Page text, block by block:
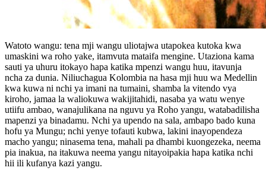
Watoto wangu: tena mji wangu uliotajwa utapokea kutoka kwa
umaskini wa roho yake, itamvuta mataifa mengine. Utaziona kama
sauti ya uhuru itokayo hapa katika mpenzi wangu huu, itavunja
ncha za dunia. Niliuchagua Kolombia na hasa mji huu wa Medellin
kwa kuwa ni nchi ya imani na tumaini, shamba la vitendo vya
kiroho, jamaa la waliokuwa wakijitahidi, nasaba ya watu wenye
utiifu ambao, wanajulikana na nguvu ya Roho yangu, watabadilisha
mapenzi ya binadamu. Nchi ya upendo na sala, ambapo bado kuna
hofu ya Mungu; nchi yenye tofauti kubwa, lakini inayopendeza
macho yangu; ninasema tena, mahali pa dhambi kuongezeka, neema
pia inakua, na itakuwa neema yangu nitayoipakia hapa katika nchi
hii ili kufanya kazi yangu.